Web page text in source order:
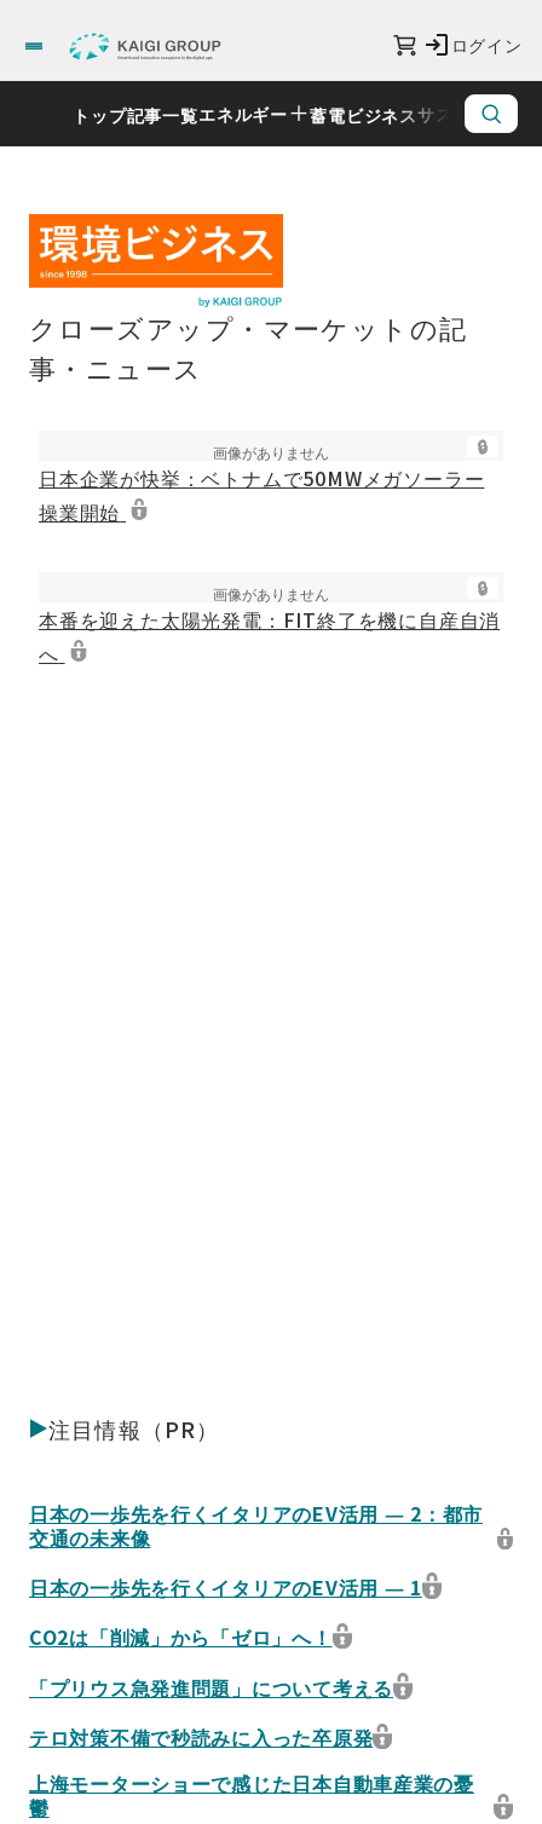
ログイン
トップ記事一覧エネルギー 蓄電ビジネスサステナビリ
クローズアップ・マーケットの記
事・ニュース
🔒
日本企業が快挙：ベトナムで50MWメガソーラー
操業開始
🔒
本番を迎えた太陽光発電：FIT終了を機に自産自消
へ
注目情報（PR）
日本の一歩先を行くイタリアのEV活用 ― 2：都市
交通の未来像
日本の一歩先を行くイタリアのEV活用 ― 1
CO2は「削減」から「ゼロ」へ！
「プリウス急発進問題」について考える
テロ対策不備で秒読みに入った卒原発
上海モーターショーで感じた日本自動車産業の憂
鬱